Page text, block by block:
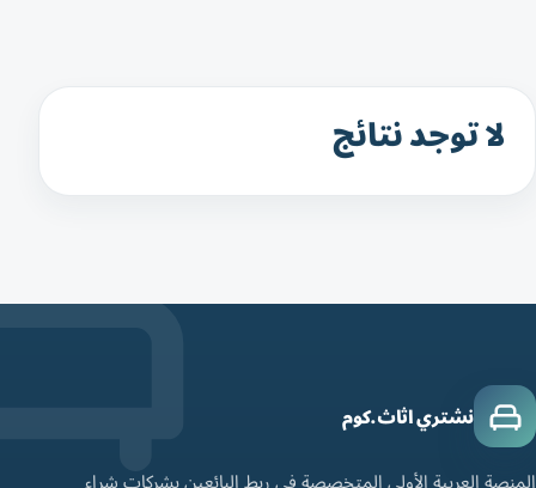
لا توجد نتائج
نشتري اثاث.كوم
المنصة العربية الأولى المتخصصة في ربط البائعين بشركات شراء